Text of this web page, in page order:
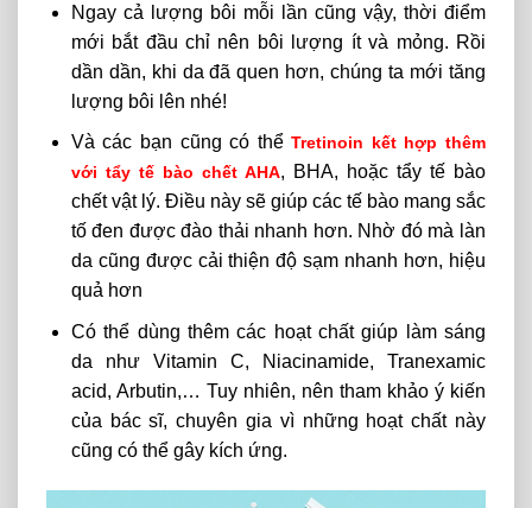
Ngay cả lượng bôi mỗi lần cũng vậy, thời điểm
mới bắt đầu chỉ nên bôi lượng ít và mỏng. Rồi
dần dần, khi da đã quen hơn, chúng ta mới tăng
lượng bôi lên nhé!
Và các bạn cũng có thểTretinoin kết hợp thêm
với tẩy tế bào chết AHA, BHA, hoặc tẩy tế bào
chết vật lý. Điều này sẽ giúp các tế bào mang sắc
tố đen được đào thải nhanh hơn. Nhờ đó mà làn
da cũng được cải thiện độ sạm nhanh hơn, hiệu
quả hơn
Có thể dùng thêm các hoạt chất giúp làm sáng
da như Vitamin C, Niacinamide, Tranexamic
acid, Arbutin,… Tuy nhiên, nên tham khảo ý kiến
của bác sĩ, chuyên gia vì những hoạt chất này
cũng có thể gây kích ứng.